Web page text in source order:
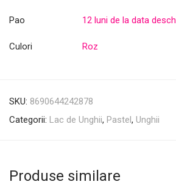
Pao 12 luni de la data
Culori Roz
SKU: 8690644242878
Categorii: Lac de Unghii, Pastel, Unghii
Produse similare